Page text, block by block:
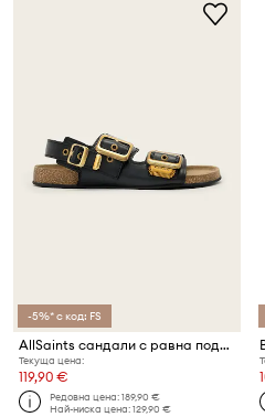
-5%* с код: FS
AllSaints сандали с равна подметка дамски от кожа Staffa Sandal
Текуща цена:
119,90 €
Редовна цена:189,90 €
Най-ниска цена:129,90 €